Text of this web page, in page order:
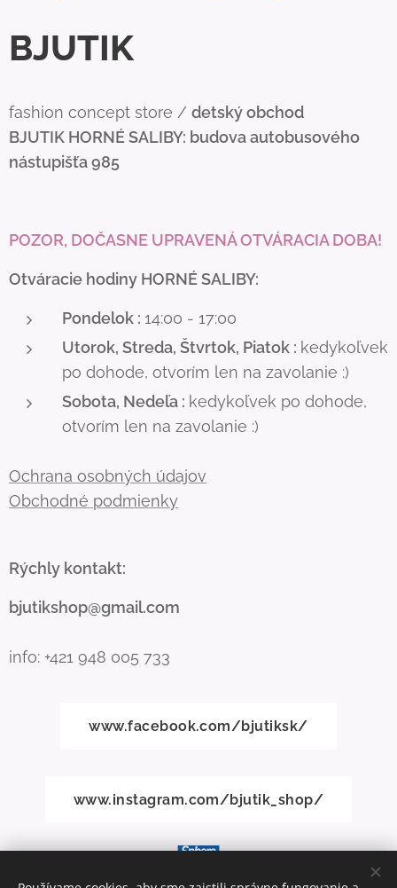
BJUTIK
fashion concept store / detský obchod
BJUTIK HORNÉ SALIBY: budova autobusového
nástupišťa 985
POZOR, DOČASNE UPRAVENÁ OTVÁRACIA DOBA!
Otváracie hodiny HORNÉ SALIBY:
Pondelok : 14:00 - 17:00
Utorok, Streda, Štvrtok, Piatok : kedykoľvek
po dohode, otvorím len na zavolanie :)
Sobota, Nedeľa : kedykoľvek po dohode,
otvorím len na zavolanie :)
Ochrana osobných údajov
Obchodné podmienky
Rýchly kontakt:
bjutikshop@gmail.com
info: +421 948 005 733
www.facebook.com/bjutiksk/
www.instagram.com/bjutik_shop/